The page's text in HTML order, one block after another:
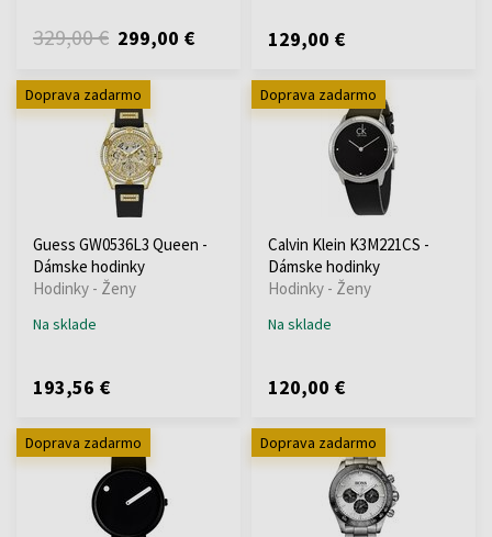
329,00 € 299,00 € 129,00 €
Doprava zadarmo
Guess GW0536L3 Queen -
Dámske hodinky
Hodinky - Ženy
Na sklade
193,56 €
Doprava zadarmo
Calvin Klein K3M221CS -
Dámske hodinky
Hodinky - Ženy
Na sklade
120,00 €
Doprava zadarmo Doprava zadarmo